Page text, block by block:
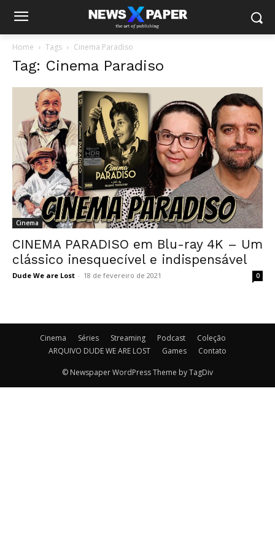
Home Tags Cinema Paradiso
Tag: Cinema Paradiso
Cinema
CINEMA PARADISO em Blu-ray 4K – Um
clássico inesquecível e indispensável
Dude We are Lost - 18 de fevereiro de 2021 0
Cinema Séries Streaming Podcast
Coleção
ARQUIVO DUDE WE ARE LOST
Games Contato
© Newspaper WordPress Theme by TagDiv